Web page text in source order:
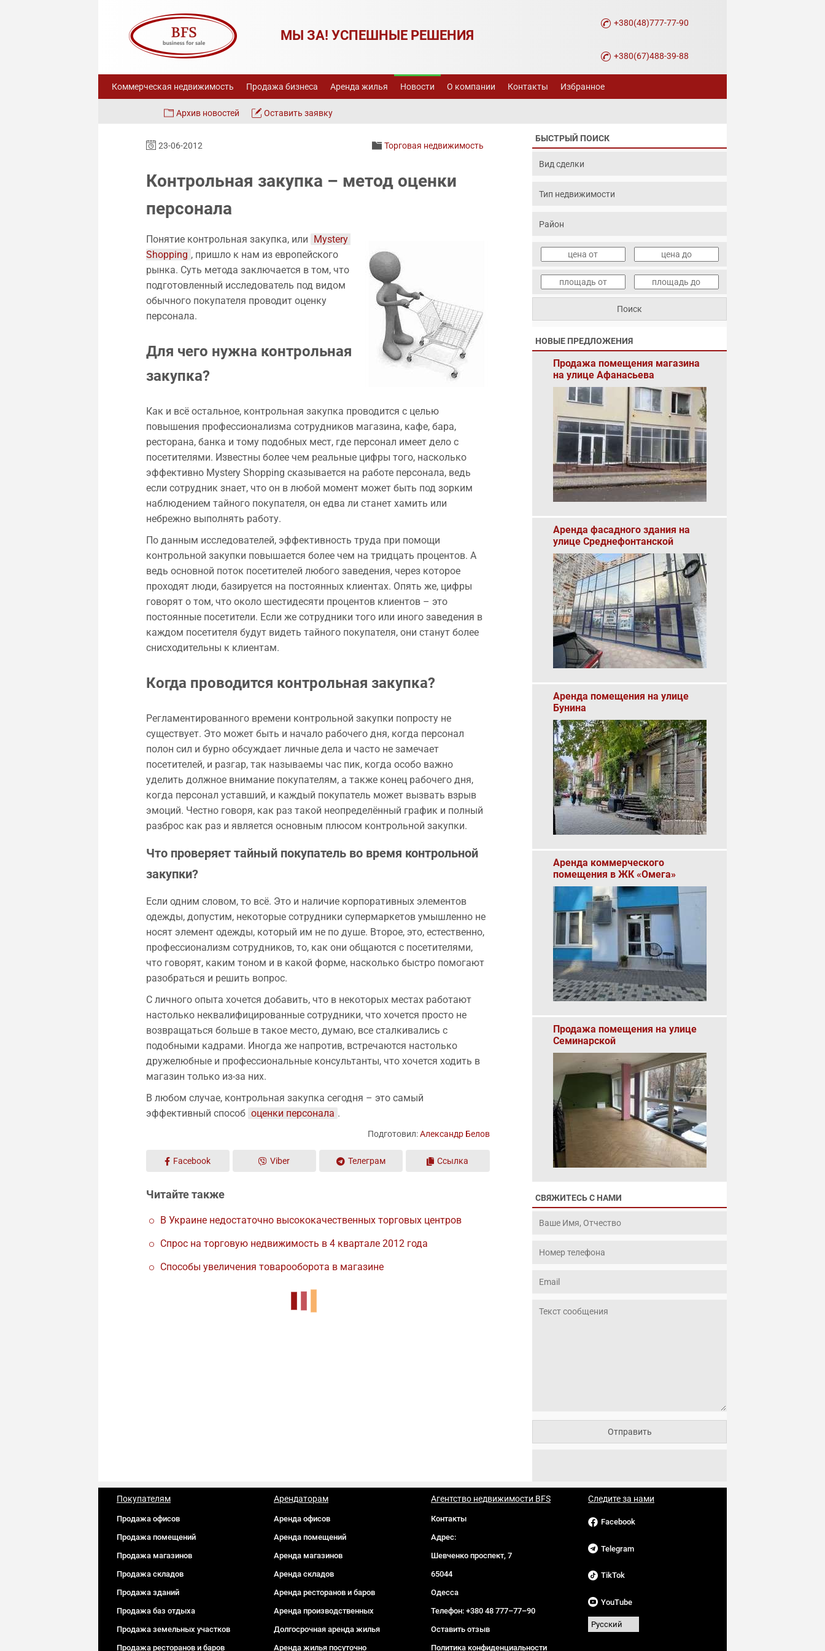
+380(48)777-77-90
+380(67)488-39-88
МЫ ЗА! УСПЕШНЫЕ РЕШЕНИЯ
Коммерческая недвижимость Продажа бизнеса Аренда жилья Новости О компании Контакты Избранное
Архив новостей Оставить заявку
23-06-2012 Торговая недвижимость
Контрольная закупка – метод оценки
персонала
Понятие контрольная закупка, или Mystery
Shopping , пришло к нам из европейского
рынка. Суть метода заключается в том, что
подготовленный исследователь под видом
обычного покупателя проводит оценку
персонала.
Для чего нужна контрольная
закупка?
Как и всё остальное, контрольная закупка проводится с целью
повышения профессионализма сотрудников магазина, кафе, бара,
ресторана, банка и тому подобных мест, где персонал имеет дело с
посетителями. Известны более чем реальные цифры того, насколько
эффективно Mystery Shopping сказывается на работе персонала, ведь
если сотрудник знает, что он в любой момент может быть под зорким
наблюдением тайного покупателя, он едва ли станет хамить или
небрежно выполнять работу.
По данным исследователей, эффективность труда при помощи
контрольной закупки повышается более чем на тридцать процентов. А
ведь основной поток посетителей любого заведения, через которое
проходят люди, базируется на постоянных клиентах. Опять же, цифры
говорят о том, что около шестидесяти процентов клиентов – это
постоянные посетители. Если же сотрудники того или иного заведения в
каждом посетителя будут видеть тайного покупателя, они станут более
снисходительны к клиентам.
Когда проводится контрольная закупка?
Регламентированного времени контрольной закупки попросту не
существует. Это может быть и начало рабочего дня, когда персонал
полон сил и бурно обсуждает личные дела и часто не замечает
посетителей, и разгар, так называемы час пик, когда особо важно
уделить должное внимание покупателям, а также конец рабочего дня,
когда персонал уставший, и каждый покупатель может вызвать взрыв
эмоций. Честно говоря, как раз такой неопределённый график и полный
разброс как раз и является основным плюсом контрольной закупки.
Что проверяет тайный покупатель во время контрольной
закупки?
Если одним словом, то всё. Это и наличие корпоративных элементов
одежды, допустим, некоторые сотрудники супермаркетов умышленно не
носят элемент одежды, который им не по душе. Второе, это, естественно,
профессионализм сотрудников, то, как они общаются с посетителями,
что говорят, каким тоном и в какой форме, насколько быстро помогают
разобраться и решить вопрос.
С личного опыта хочется добавить, что в некоторых местах работают
настолько неквалифицированные сотрудники, что хочется просто не
возвращаться больше в такое место, думаю, все сталкивались с
подобными кадрами. Иногда же напротив, встречаются настолько
дружелюбные и профессиональные консультанты, что хочется ходить в
магазин только из-за них.
В любом случае, контрольная закупка сегодня – это самый
эффективный способ оценки персонала .
Подготовил:Александр Белов
Facebook Viber Телеграм Ссылка
Читайте также
В Украине недостаточно высококачественных торговых центров
Спрос на торговую недвижимость в 4 квартале 2012 года
Способы увеличения товарооборота в магазине
БЫСТРЫЙ ПОИСК
НОВЫЕ ПРЕДЛОЖЕНИЯ
Продажа помещения магазина
на улице Афанасьева
Аренда фасадного здания на
улице Среднефонтанской
Аренда помещения на улице
Бунина
Аренда коммерческого
помещения в ЖК «Омега»
Продажа помещения на улице
Семинарской
СВЯЖИТЕСЬ С НАМИ
Покупателям
Продажа офисов
Продажа помещений
Продажа магазинов
Продажа складов
Продажа зданий
Продажа баз отдыха
Продажа земельных участков
Продажа ресторанов и баров
Арендаторам
Аренда офисов
Аренда помещений
Аренда магазинов
Аренда складов
Аренда ресторанов и баров
Аренда производственных
Долгосрочная аренда жилья
Аренда жилья посуточно
Агентство недвижимости BFS
Контакты
Адрес:
Шевченко проспект, 7
65044
Одесса
Телефон: +380 48 777–77–90
Оставить отзыв
Политика конфиденциальности
Следите за нами
Facebook
Telegram
TikTok
YouTube